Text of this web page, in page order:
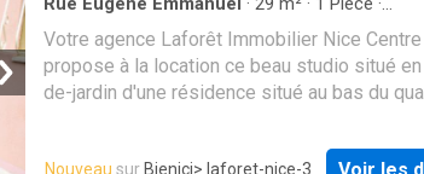
l’énergie pour établir cette estimation: 202
Climatisation
Votre agence Laforêt Immobilier Nice
propose à la location ce beau studio situé
de-jardin d'une résidence situé au bas du
salle de bains avec WC, un grand séjour, une
Nouveau sur Bienici> laforet-nice-3